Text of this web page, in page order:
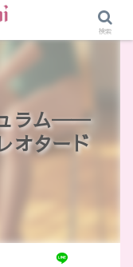
ラム──
オタード
検索